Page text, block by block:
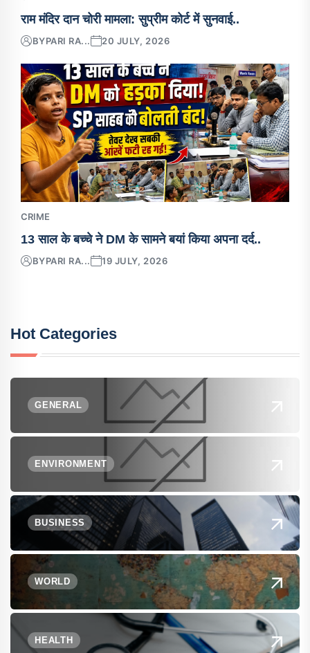
राम मंदिर दान चोरी मामला: सुप्रीम कोर्ट में सुनवाई..
BYPARI RA... 20 JULY, 2026
CRIME
13 साल के बच्चे ने DM के सामने बयां किया अपना दर्द..
BYPARI RA... 19 JULY, 2026
Hot Categories
GENERAL
ENVIRONMENT
BUSINESS
WORLD
HEALTH